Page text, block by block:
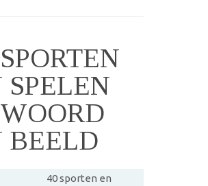
SPELEN
BEELD
40 sporten en